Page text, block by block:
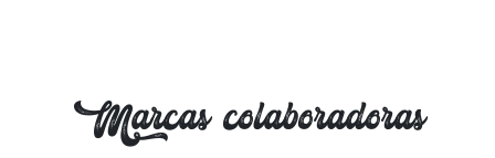
Marcas colaboradoras